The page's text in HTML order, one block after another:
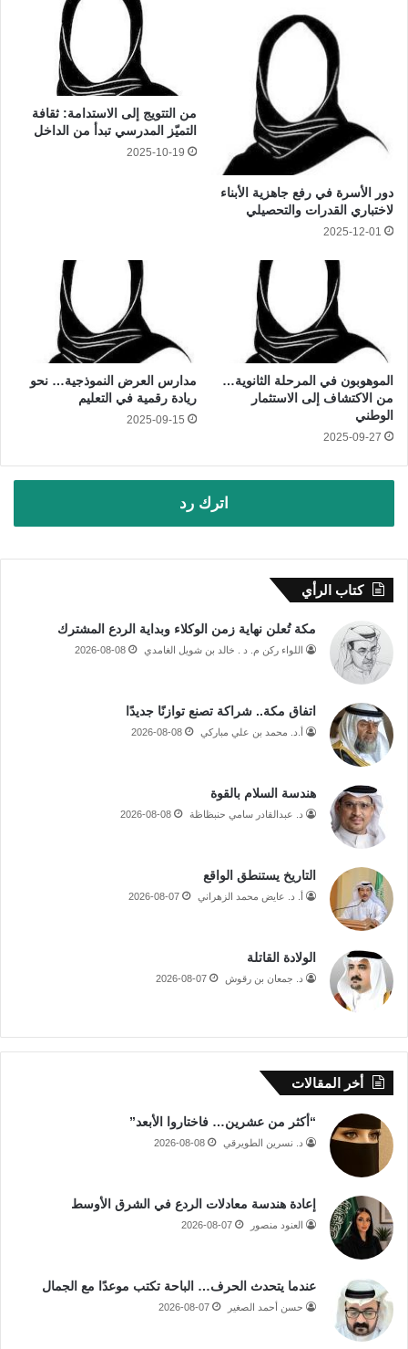
دور الأسرة في رفع جاهزية الأبناء
لاختباري القدرات والتحصيلي
2025-12-01
من التتويج إلى الاستدامة: ثقافة
التميّز المدرسي تبدأ من الداخل
2025-10-19
الموهوبون في المرحلة الثانوية…
من الاكتشاف إلى الاستثمار
الوطني
2025-09-27
مدارس العرض النموذجية… نحو
ريادة رقمية في التعليم
2025-09-15
اترك رد
كتاب الرأي
مكة تُعلن نهاية زمن الوكلاء وبداية الردع المشترك
اللواء ركن م. د . خالد بن شويل الغامدي 2026-08-08
اتفاق مكة.. شراكة تصنع توازنًا جديدًا
أ.د. محمد بن علي مباركي 2026-08-08
هندسة السلام بالقوة
د. عبدالقادر سامي حنبظاظة 2026-08-08
التاريخ يستنطق الواقع
أ. د. عايض محمد الزهراني 2026-08-07
الولادة القاتلة
د. جمعان بن رقوش 2026-08-07
أخر المقالات
“أكثر من عشرين… فاختاروا الأبعد”
د. نسرين الطويرقي 2026-08-08
إعادة هندسة معادلات الردع في الشرق الأوسط
العنود منصور 2026-08-07
عندما يتحدث الحرف… الباحة تكتب موعدًا مع الجمال
حسن أحمد الصغير 2026-08-07